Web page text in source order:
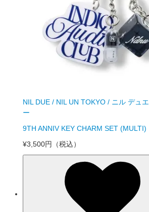
NIL DUE / NIL UN TOKYO / ニル デュ
ー
9TH ANNIV KEY CHARM SET (MULTI)
¥3,500円
（税込）